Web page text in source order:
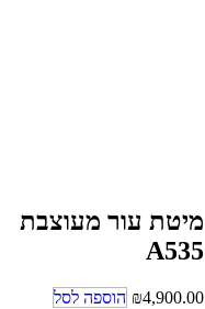
מיטת עור מעוצבת
A535
₪4,900.00 הוספה לסל